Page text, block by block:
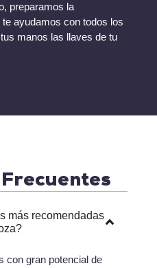
preparamos la
ayudamos con todos los
manos las llaves de tu
más recomendadas
con gran potencial de